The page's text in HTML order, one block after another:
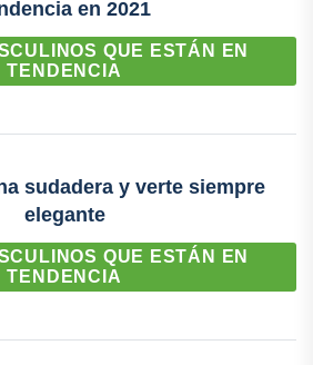
en 2021
QUE ESTÁN EN
TENDENCIA
sudadera y verte siempre
elegante
QUE ESTÁN EN
TENDENCIA